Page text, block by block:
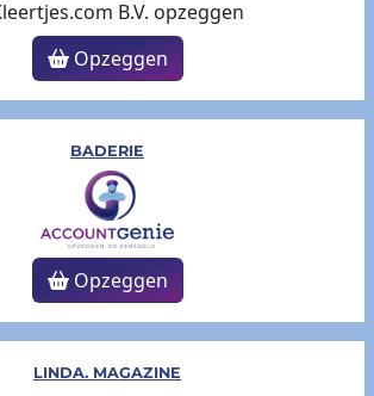
Opzeggen
BADERIE
Opzeggen
LINDA. MAGAZINE